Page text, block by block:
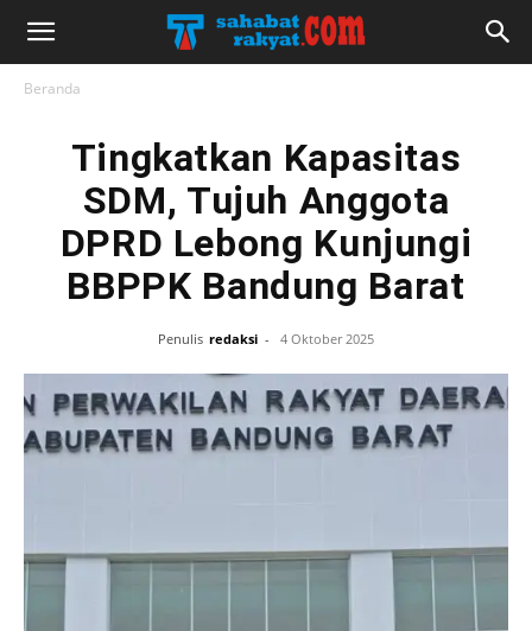
Beranda
Tingkatkan Kapasitas
SDM, Tujuh Anggota
DPRD Lebong Kunjungi
BBPPK Bandung Barat
Penulis redaksi - 4 Oktober 2025